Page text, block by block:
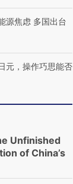
源焦虑 多国出台
元，操作巧思能否
Unfinished
of China’s